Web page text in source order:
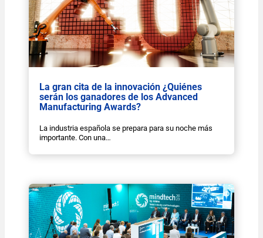
La gran cita de la innovación ¿Quiénes
serán los ganadores de los Advanced
Manufacturing Awards?
La industria española se prepara para su noche más
importante. Con una…